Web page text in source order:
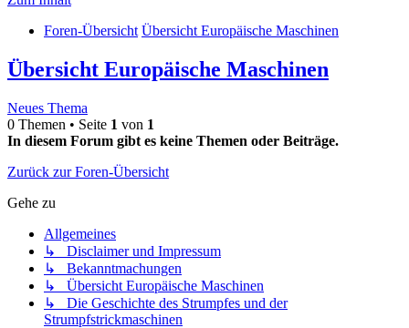
Foren-Übersicht Übersicht Europäische Maschinen
Übersicht Europäische Maschinen
Neues Thema
0 Themen • Seite 1 von 1
In diesem Forum gibt es keine Themen oder Beiträge.
Zurück zur Foren-Übersicht
Gehe zu
Allgemeines
↳ Disclaimer und Impressum
↳ Bekanntmachungen
↳ Übersicht Europäische Maschinen
↳ Die Geschichte des Strumpfes und der
Strumpfstrickmaschinen